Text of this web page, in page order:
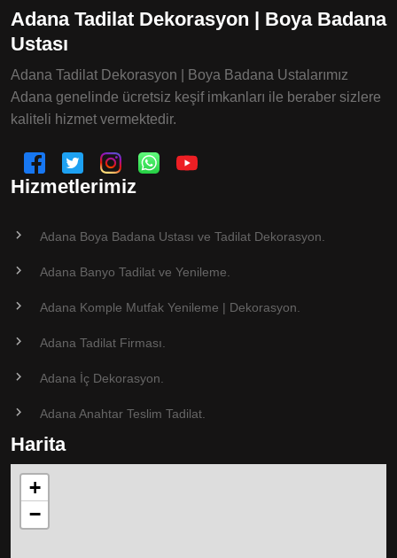
Adana Tadilat Dekorasyon | Boya Badana
Ustası
Adana Tadilat Dekorasyon | Boya Badana Ustalarımız
Adana genelinde ücretsiz keşif imkanları ile beraber sizlere
kaliteli hizmet vermektedir.
Hizmetlerimiz
Adana Boya Badana Ustası ve Tadilat Dekorasyon.
Adana Banyo Tadilat ve Yenileme.
Adana Komple Mutfak Yenileme | Dekorasyon.
Adana Tadilat Firması.
Adana İç Dekorasyon.
Adana Anahtar Teslim Tadilat.
Harita
+
−